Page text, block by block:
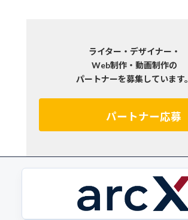
ライター・デザイナー・
Web制作・動画制作の
パートナーを募集しています。
パートナー応募